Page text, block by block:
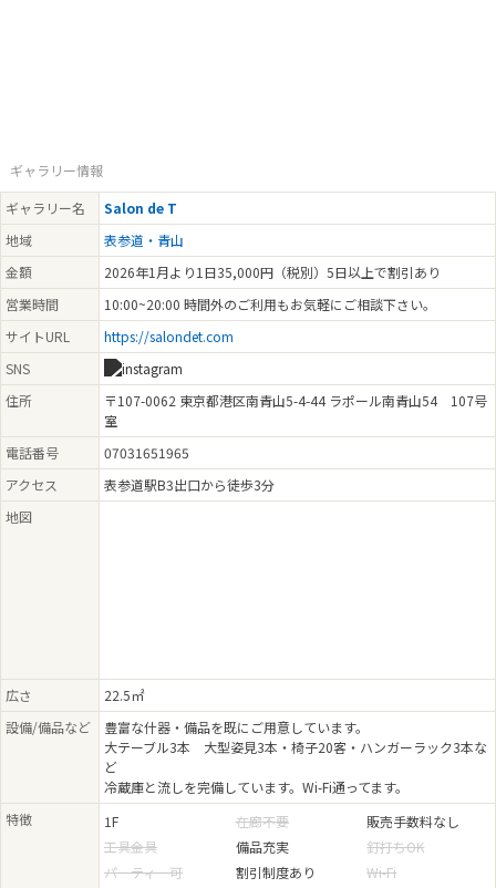
ギャラリー情報
ギャラリー名
Salon de T
地域
表参道・青山
金額
2026年1月より1日35,000円（税別）5日以上で割引あり
営業時間
10:00~20:00 時間外のご利用もお気軽にご相談下さい。
サイトURL
https://salondet.com
SNS
住所
〒107-0062 東京都港区南青山5-4-44 ラポール南青山54 107号
室
電話番号
07031651965
アクセス
表参道駅B3出口から徒歩3分
地図
広さ
22.5㎡
設備/備品など
豊富な什器・備品を既にご用意しています。
大テーブル3本 大型姿見3本・椅子20客・ハンガーラック3本な
ど
冷蔵庫と流しを完備しています。Wi-Fi通ってます。
特徴
1F 在廊不要
販売手数料なし
工具金具
備品充実
釘打ちOK
パーティー可
割引制度あり
Wi-Fi